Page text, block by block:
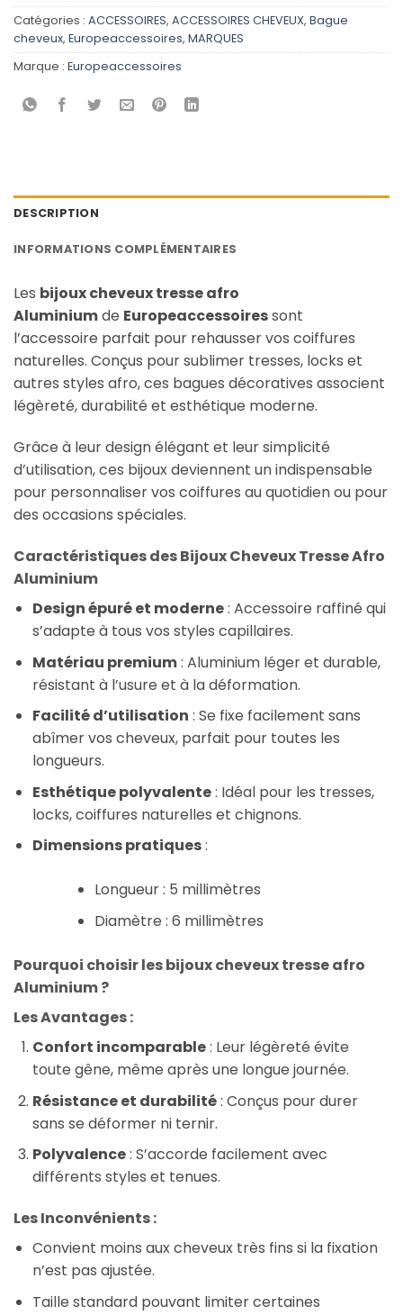
Catégories : ACCESSOIRES, ACCESSOIRES CHEVEUX, Bague
cheveux, Europeaccessoires, MARQUES
Marque : Europeaccessoires
DESCRIPTION
INFORMATIONS COMPLÉMENTAIRES
Les bijoux cheveux tresse afro
Aluminiumde Europeaccessoiressont
l’accessoire parfait pour rehausser vos coiffures
naturelles. Conçus pour sublimer tresses, locks et
autres styles afro, ces bagues décoratives associent
légèreté, durabilité et esthétique moderne.
Grâce à leur design élégant et leur simplicité
d’utilisation, ces bijoux deviennent un indispensable
pour personnaliser vos coiffures au quotidien ou pour
des occasions spéciales.
Caractéristiques des Bijoux Cheveux Tresse Afro
Aluminium
Design épuré et moderne: Accessoire raffiné qui
s’adapte à tous vos styles capillaires.
Matériau premium: Aluminium léger et durable,
résistant à l’usure et à la déformation.
Facilité d’utilisation : Se fixe facilement sans
abîmer vos cheveux, parfait pour toutes les
longueurs.
Esthétique polyvalente: Idéal pour les tresses,
locks, coiffures naturelles et chignons.
Dimensions pratiques:
Longueur : 5 millimètres
Diamètre : 6 millimètres
Pourquoi choisir les bijoux cheveux tresse afro
Aluminium ?
Les Avantages :
Confort incomparable: Leur légèreté évite
toute gêne, même après une longue journée.
Résistance et durabilité: Conçus pour durer
sans se déformer ni ternir.
Polyvalence: S’accorde facilement avec
différents styles et tenues.
Les Inconvénients :
Convient moins aux cheveux très fins si la fixation
n’est pas ajustée.
Taille standard pouvant limiter certaines